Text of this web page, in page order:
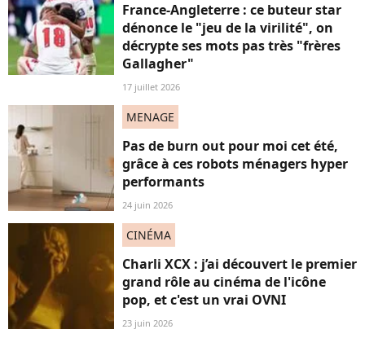
France-Angleterre : ce buteur star
dénonce le "jeu de la virilité", on
décrypte ses mots pas très "frères
Gallagher"
17 juillet 2026
MENAGE
Pas de burn out pour moi cet été,
grâce à ces robots ménagers hyper
performants
24 juin 2026
CINÉMA
Charli XCX : j’ai découvert le premier
grand rôle au cinéma de l'icône
pop, et c'est un vrai OVNI
23 juin 2026